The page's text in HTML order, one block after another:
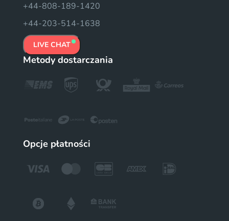
+44-808-189-1420
+44-203-514-1638
LIVE CHAT
Metody dostarczania
Opcje płatności